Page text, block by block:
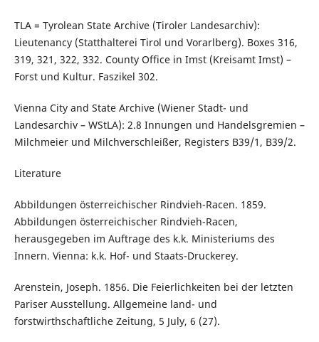
TLA = Tyrolean State Archive (Tiroler Landesarchiv):
Lieutenancy (Statthalterei Tirol und Vorarlberg). Boxes 316,
319, 321, 322, 332. County Office in Imst (Kreisamt Imst) –
Forst und Kultur. Faszikel 302.
Vienna City and State Archive (Wiener Stadt- und
Landesarchiv – WStLA): 2.8 Innungen und Handelsgremien –
Milchmeier und Milchverschleißer, Registers B39/1, B39/2.
Literature
Abbildungen österreichischer Rindvieh-Racen. 1859.
Abbildungen österreichischer Rindvieh-Racen,
herausgegeben im Auftrage des k.k. Ministeriums des
Innern. Vienna: k.k. Hof- und Staats-Druckerey.
Arenstein, Joseph. 1856. Die Feierlichkeiten bei der letzten
Pariser Ausstellung. Allgemeine land- und
forstwirthschaftliche Zeitung, 5 July, 6 (27).